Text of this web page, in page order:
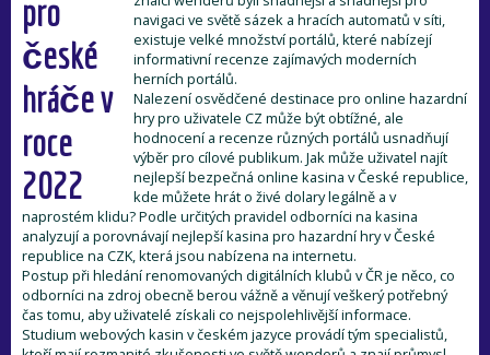
Predaj vozidiel
Servis
Predajn ND
Prenájom priestorov
pro
české
hráče v
roce
2022
navigaci ve světě sázek a hracích automatů v síti,
existuje velké množství portálů, které nabízejí
informativní recenze zajímavých moderních
herních portálů.
Nalezení osvědčené destinace pro online hazardní
hry pro uživatele CZ může být obtížné, ale
hodnocení a recenze různých portálů usnadňují
výběr pro cílové publikum. Jak může uživatel najít
nejlepší bezpečná online kasina v České republice,
kde můžete hrát o živé dolary legálně a v
naprostém klidu? Podle určitých pravidel odborníci na kasina
analyzují a porovnávají nejlepší kasina pro hazardní hry v České
republice na CZK, která jsou nabízena na internetu.
Postup při hledání renomovaných digitálních klubů v ČR je něco, co
odborníci na zdroj obecně berou vážně a věnují veškerý potřebný
čas tomu, aby uživatelé získali co nejspolehlivější informace.
Studium webových kasin v českém jazyce provádí tým specialistů,